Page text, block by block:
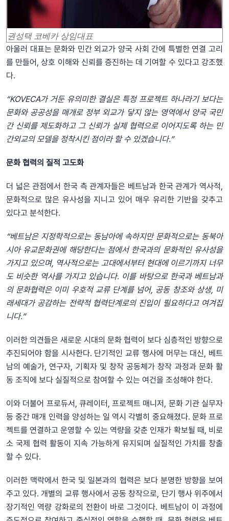
권성택 코베카 상임대표
아울러 대표는 문화와 민간 외교가 양국 사회 간에 특별한 연결 고리
를 만들어, 상호 이해와 신뢰를 증진하는 데 기여할 수 있다고 강조했
다.
“KOVECA가 거둔 유의미한 결실은 특정 프로젝트 하나라기 보다는
문화와 공공성을 매개로 정부 외교가 닿지 않는 영역에서 양국 국민
간 신뢰를 제도화하고 그 신뢰가 실제 협력으로 이어지도록 하는 민
간외교의 모델을 정착시킨 점이라 할 수 있겠습니다.”
문화 협력의 질적 고도화
더 넓은 관점에서 한국 측 관계자들은 베트남과 한국 관계가 역사적,
문화적으로 많은 유사성을 지니고 있어 매우 유리한 기반을 갖추고
있다고 분석한다.
“베트남은 지정학적으로는 동남아에 속하지만 문화적으로는 동북아
시아 유교문화권에 해당한다는 점에서 한국과의 문화적인 유사성을
가지고 있으며, 역사적으로는 고대에서부터 현대에 이르기까지 너무
도 비슷한 역사를 가지고 있습니다. 이를 바탕으로 한국과 베트남과
의 문화협력은 이미 우호적 교류 단계를 넘어, 공동 창조와 상생, 미
래세대가 공감하는 전략적 협력단계로의 진입이 필요하다고 여겨집
니다.”
이러한 의견들은 새로운 시대의 문화 협력이 보다 심층적인 방향으로
추진되어야 함을 시사한다. 단기적인 교류 행사에 머무는 대신, 베트
남의 예술가, 연구자, 기획자 및 창작 공동체가 창작 과정과 문화 활
동 조직에 보다 실질적으로 참여할 수 있는 여건을 조성해야 한다.
이와 더불어 프로듀서, 큐레이터, 프로젝트 매니저, 문화 기관 실무자
등 중간 매개 인력을 양성하는 일 역시 각별히 중요해졌다. 문화 프로
젝트를 연결하고 운영할 수 있는 역량을 갖춘 인재가 확보될 때, 비로
소 국제 협력 활동이 지속 가능하게 유지되며 실질적인 가치를 창출
할 수 있다.
이러한 맥락에서 한국 및 일본과의 협력은 보다 분명한 방향을 보여
주고 있다. 개별의 교류 행사에서 공동 창작으로, 단기 행사 위주에서
장기적인 역량 강화로의 전환이 바로 그것이다. 베트남이 이 과정에